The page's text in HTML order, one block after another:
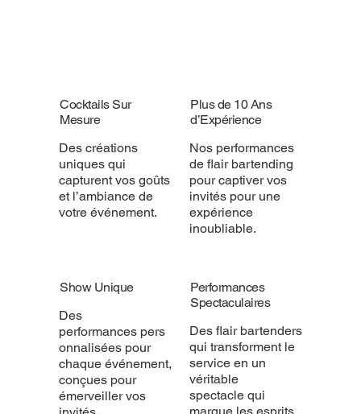
Cocktails Sur
Mesure
Des créations
uniques qui
capturent vos goûts
et l’ambiance de
votre événement.
Plus de 10 Ans
d’Expérience
Nos performances
de flair bartending
pour captiver vos
invités pour une
expérience
inoubliable.
Show Unique
Des
performances pers
onnalisées pour
chaque événement,
conçues pour
émerveiller vos
Performances
Spectaculaires
Des flair bartenders
qui transforment le
service en un
véritable
spectacle qui